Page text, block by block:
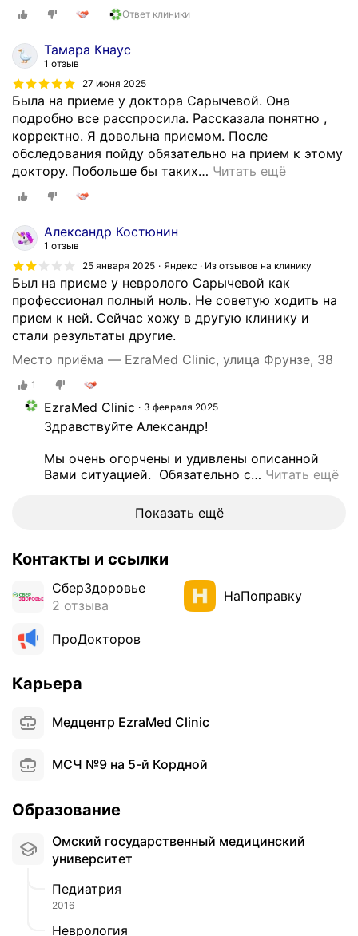
т
л
ю
ч
а
я
к
а
р
т
р
о
,
о
н
р
т
о
й
п
и
Ответ клиники
Тамара Кнаус
1 отзыв
27 июня 2025
Была на приеме у доктора Сарычевой. Она
подробно все расспросила. Рассказала понятно ,
корректно. Я довольна приемом. После
обследования пойду обязательно на прием к этому
доктору. Побольше бы таких… Читать ещё
Александр Костюнин
1 отзыв
25 января 2025
Яндекс · Из отзывов на клинику
Был на приеме у невролого Сарычевой как
профессионал полный ноль. Не советую ходить на
прием к ней. Сейчас хожу в другую клинику и
стали результаты другие.
Место приёма — EzraMed Clinic, улица Фрунзе, 38
1
EzraMed Clinic 3 февраля 2025
Здравствуйте Александр!
Мы очень огорчены и удивлены описанной
Вами ситуацией.  Обязательно с… Читать ещё
Показать ещё
Контакты и ссылки
СберЗдоровье
2 отзыва
НаПоправку
ПроДокторов
Карьера
Медцентр EzraMed Clinic
МСЧ №9 на 5-й Кордной
Образование
Омский государственный медицинский
университет
Педиатрия
2016
Неврология